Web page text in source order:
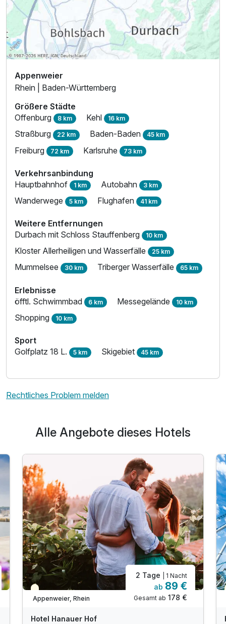
Appenweier
Rhein | Baden-Württemberg
Größere Städte
Offenburg 8 km Kehl 16 km
Straßburg 22 km Baden-Baden 45 km
Freiburg 72 km Karlsruhe 73 km
Verkehrsanbindung
Hauptbahnhof 1 km Autobahn 3 km
Wanderwege 5 km Flughafen 41 km
Weitere Entfernungen
Durbach mit Schloss Stauffenberg 10 km
Kloster Allerheiligen und Wasserfälle 25 km
Mummelsee 30 km Triberger Wasserfälle 65 km
Erlebnisse
öfftl. Schwimmbad 6 km Messegelände 10 km
Shopping 10 km
Sport
Golfplatz 18 L. 5 km Skigebiet 45 km
Rechtliches Problem melden
Alle Angebote dieses Hotels
Teilweise ausgelastet
Appenweier, Rhein
2 Tage | 1 Nacht
ab 89 €
Gesamt ab 178 €
Hotel Hanauer Hof